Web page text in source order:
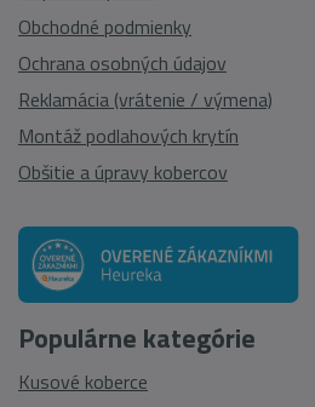
Obchodné podmienky
Ochrana osobných údajov
Reklamácia (vrátenie / výmena)
Montáž podlahových krytín
Obšitie a úpravy kobercov
Populárne kategórie
Kusové koberce